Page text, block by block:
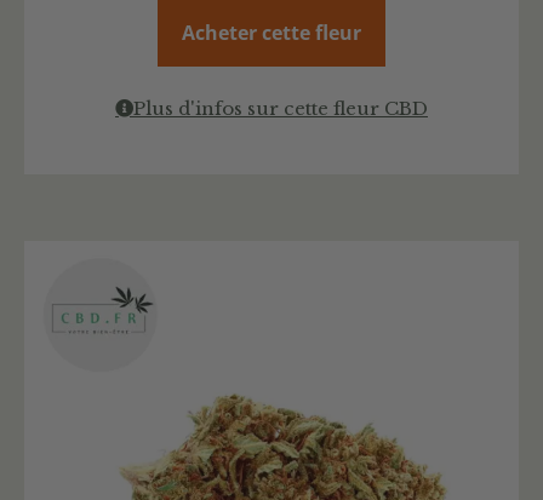
Acheter cette fleur
Plus d'infos sur cette fleur CBD